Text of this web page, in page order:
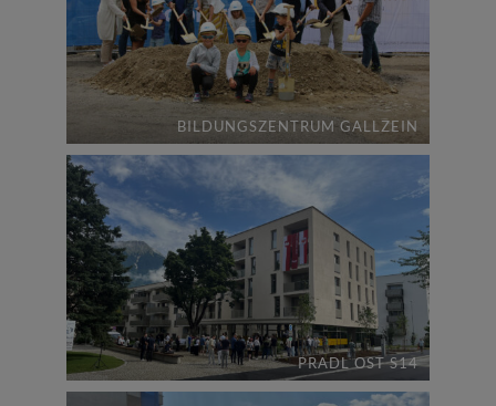
BILDUNGSZENTRUM GALLZEIN
PRADL OST S14